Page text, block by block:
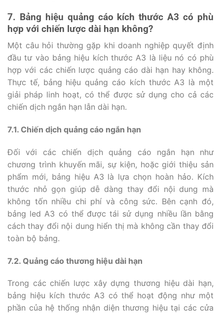
7. Bảng hiệu quảng cáo kích thước A3 có phù
hợp với chiến lược dài hạn không?
Một câu hỏi thường gặp khi doanh nghiệp quyết định
đầu tư vào bảng hiệu kích thước A3 là liệu nó có phù
hợp với các chiến lược quảng cáo dài hạn hay không.
Thực tế, bảng hiệu quảng cáo kích thước A3 là một
giải pháp linh hoạt, có thể được sử dụng cho cả các
chiến dịch ngắn hạn lẫn dài hạn.
7.1. Chiến dịch quảng cáo ngắn hạn
Đối với các chiến dịch quảng cáo ngắn hạn như
chương trình khuyến mãi, sự kiện, hoặc giới thiệu sản
phẩm mới, bảng hiệu A3 là lựa chọn hoàn hảo. Kích
thước nhỏ gọn giúp dễ dàng thay đổi nội dung mà
không tốn nhiều chi phí và công sức. Bên cạnh đó,
bảng led A3 có thể được tái sử dụng nhiều lần bằng
cách thay đổi nội dung hiển thị mà không cần thay đổi
toàn bộ bảng.
7.2. Quảng cáo thương hiệu dài hạn
Trong các chiến lược xây dựng thương hiệu dài hạn,
bảng hiệu kích thước A3 có thể hoạt động như một
phần của hệ thống nhận diện thương hiệu tại các cửa